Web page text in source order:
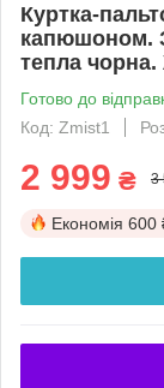
Куртка-
капюшоном.
тепла
Готово до
Код: Zmist1
2 999 ₴ 3
Економія 600